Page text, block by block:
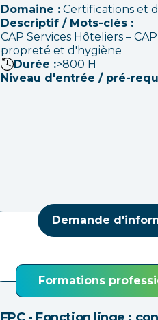
Domaine : Certifications et
Descriptif / Mots-clés :
CAP Services Hôteliers –
propreté et d'hygiène
Durée :>800 H
Niveau d'entrée / pré-
Demande
Formations
continues